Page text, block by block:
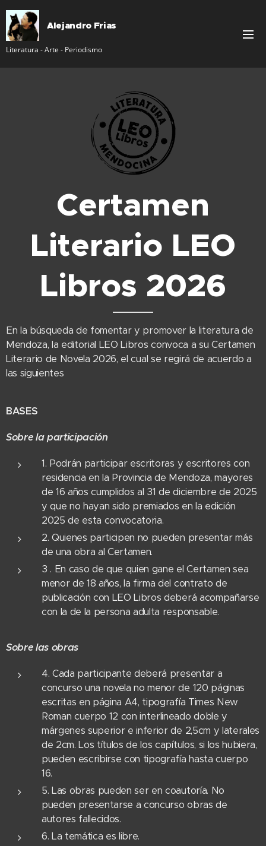
Alejandro Frias
Literatura - Arte - Periodismo
Certamen
Literario LEO
Libros 2026
En la búsqueda de fomentar y promover la literatura de
Mendoza, la editorial LEO Libros convoca a su Certamen
Literario de Novela 2026, el cual se regirá de acuerdo a
las siguientes
BASES
Sobre la participación
1. Podrán participar escritoras y escritores con
residencia en la Provincia de Mendoza, mayores
de 16 años cumplidos al 31 de diciembre de 2025
y que no hayan sido premiados en la edición
2025 de esta convocatoria.
2. Quienes participen no pueden presentar más
de una obra al Certamen.
3 . En caso de que quien gane el Certamen sea
menor de 18 años, la firma del contrato de
publicación con LEO Libros deberá acompañarse
con la de la persona adulta responsable.
Sobre las obras
4. Cada participante deberá presentar a
concurso una novela no menor de 120 páginas
escritas en página A4, tipografía Times New
Roman cuerpo 12 con interlineado doble y
márgenes superior e inferior de 2,5cm y laterales
de 2cm. Los títulos de los capítulos, si los hubiera,
pueden escribirse con tipografía hasta cuerpo
16.
5. Las obras pueden ser en coautoría. No
pueden presentarse a concurso obras de
autores fallecidos.
6. La temática es libre.